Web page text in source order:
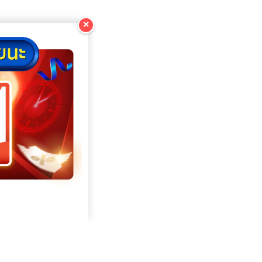
×
КОПИРОВАТЬ
КОПИРОВАТЬ
КОПИРОВАТЬ
КОПИРОВАТЬ